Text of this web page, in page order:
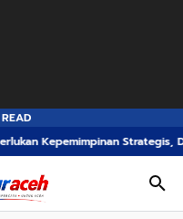
Strategis, Dr. Said